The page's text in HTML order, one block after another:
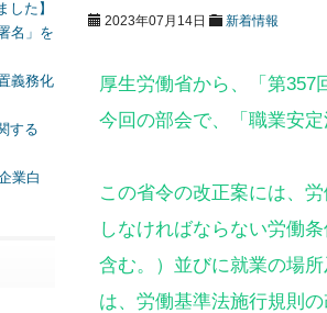
2023年07月14日 新着情報
厚生労働省から、「第
今回の部会で、「職業安
この省令の改正案には、
しなければならない労働
含む。）並びに就業の場
は、労働基準法施行規則
した】
名」を
義務化
する
業白